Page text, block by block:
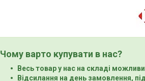
Чому варто купувати в нас?
Весь товар у нас на складі
Відсилання на день замовлення,